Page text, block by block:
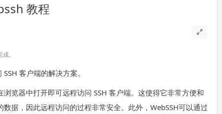
教程
。
客户端的解决方案。
览器中打开即可远程访问 SSH 客户端。这使得它非常方便和
据，因此远程访问的过程非常安全。此外，WebSSH可以通过